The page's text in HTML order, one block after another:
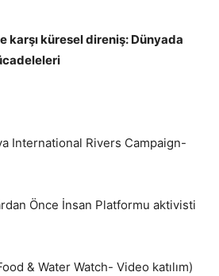
karşı küresel direniş: Dünyada
International Rivers Campaign-
Önce İnsan Platformu aktivisti
& Water Watch- Video katılım)